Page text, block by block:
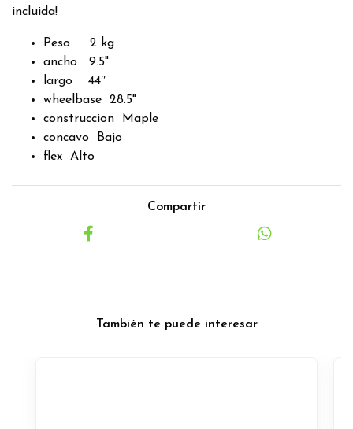
incluida!
Peso 2 kg
ancho 9.5"
largo 44″
wheelbase 28.5"
construccion Maple
concavo Bajo
flex Alto
Compartir
También te puede interesar